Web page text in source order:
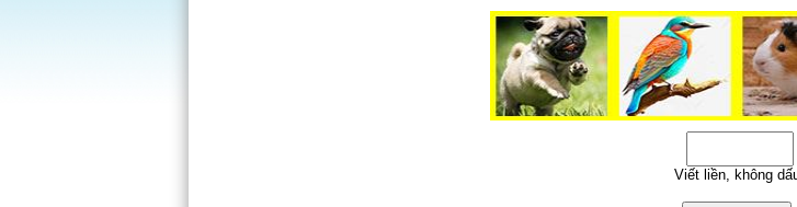
Viết liền, không